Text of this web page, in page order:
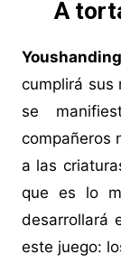
A
Youshanding
cumplirá sus
se
compañeros
a las
que es lo
desarrollará
este juego: